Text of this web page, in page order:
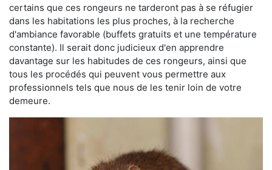
certains que ces rongeurs ne tarderont pas à se réfugier
dans les habitations les plus proches, à la recherche
d'ambiance favorable (buffets gratuits et une température
constante). Il serait donc judicieux d'en apprendre
davantage sur les habitudes de ces rongeurs, ainsi que
tous les procédés qui peuvent vous permettre aux
professionnels tels que nous de les tenir loin de votre
demeure.